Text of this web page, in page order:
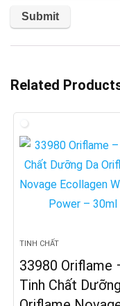
Related
TINH CHẤT
33980 Oriflame
Tinh Chất